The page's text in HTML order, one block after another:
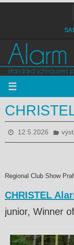
12.5.2026
Regional Club Show
CHRISTEL
junior, Winner